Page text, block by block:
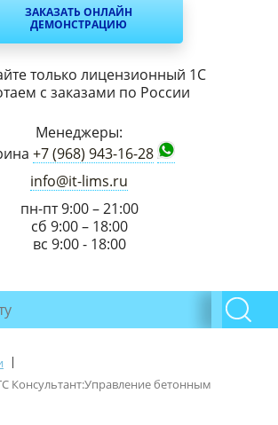
ЗАКАЗАТЬ ОНЛАЙН
ДЕМОНСТРАЦИЮ
только лицензионный 1С
с заказами по России
Менеджеры:
+7 (968) 943-16-28
info@it-lims.ru
пн-пт 9:00 – 21:00
сб 9:00 – 18:00
вс 9:00 - 18:00
|
Консультант:Управление бетонным